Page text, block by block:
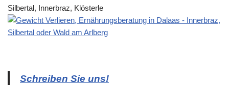
Schreiben Sie uns!